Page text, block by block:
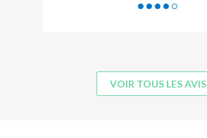
VOIR TOUS LES AVIS